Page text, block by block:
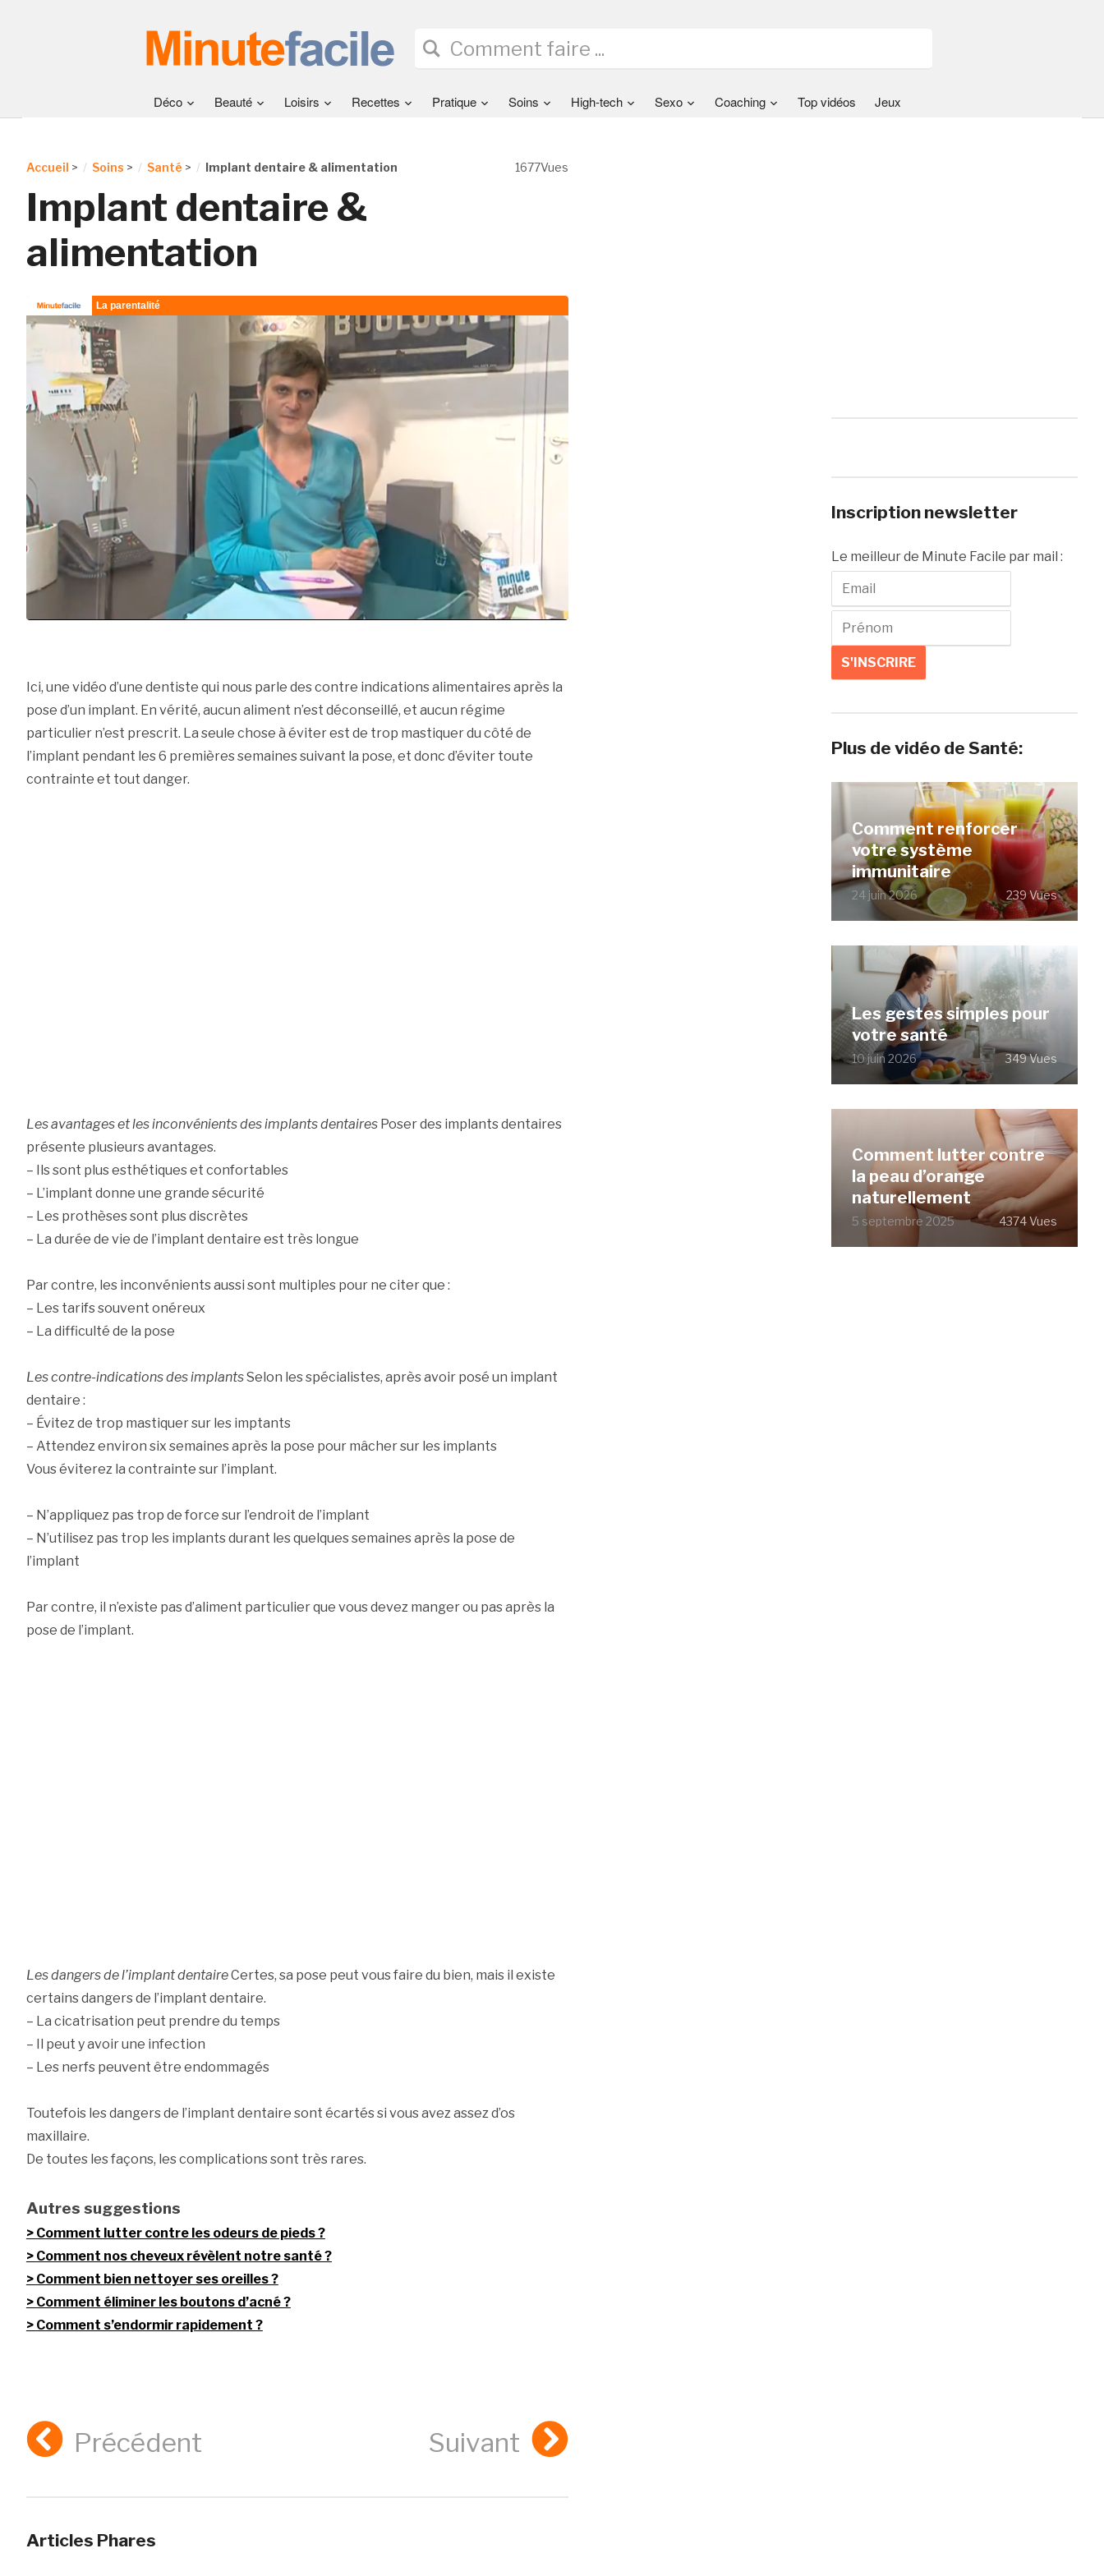
Déco Beauté Loisirs Recettes Pratique Soins High-tech Sexo Coaching Top vidéos Jeux
1677Vues
Accueil > Soins > Santé > Implant dentaire & alimentation
Implant dentaire &
alimentation
Ici, une vidéo d’une dentiste qui nous parle des contre indications alimentaires après la
pose d’un implant. En vérité, aucun aliment n’est déconseillé, et aucun régime
particulier n’est prescrit. La seule chose à éviter est de trop mastiquer du côté de
l’implant pendant les 6 premières semaines suivant la pose, et donc d’éviter toute
contrainte et tout danger.
Les avantages et les inconvénients des implants dentairesPoser des implants dentaires
présente plusieurs avantages.
– Ils sont plus esthétiques et confortables
– L’implant donne une grande sécurité
– Les prothèses sont plus discrètes
– La durée de vie de l’implant dentaire est très longue
Par contre, les inconvénients aussi sont multiples pour ne citer que :
– Les tarifs souvent onéreux
– La difficulté de la pose
Les contre-indications des implantsSelon les spécialistes, après avoir posé un implant
dentaire :
– Évitez de trop mastiquer sur les imptants
– Attendez environ six semaines après la pose pour mâcher sur les implants
Vous éviterez la contrainte sur l’implant.
– N’appliquez pas trop de force sur l’endroit de l’implant
– N’utilisez pas trop les implants durant les quelques semaines après la pose de
l’implant
Par contre, il n’existe pas d’aliment particulier que vous devez manger ou pas après la
pose de l’implant.
Les dangers de l’implant dentaireCertes, sa pose peut vous faire du bien, mais il existe
certains dangers de l’implant dentaire.
– La cicatrisation peut prendre du temps
– Il peut y avoir une infection
– Les nerfs peuvent être endommagés
Toutefois les dangers de l’implant dentaire sont écartés si vous avez assez d’os
maxillaire.
De toutes les façons, les complications sont très rares.
Autres suggestions
Comment lutter contre les odeurs de pieds ?
Comment nos cheveux révèlent notre santé ?
Comment bien nettoyer ses oreilles ?
Comment éliminer les boutons d’acné ?
Comment s’endormir rapidement ?
Précédent Suivant
Articles Phares
Inscription newsletter
Le meilleur de Minute Facile par mail :
Plus de vidéo de Santé:
Comment renforcer
votre système
immunitaire
24 juin 2026 239 Vues
Les gestes simples pour
votre santé
10 juin 2026 349 Vues
Comment lutter contre
la peau d’orange
naturellement
5 septembre 2025 4374 Vues